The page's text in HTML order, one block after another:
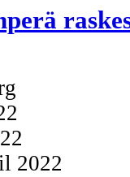
2022